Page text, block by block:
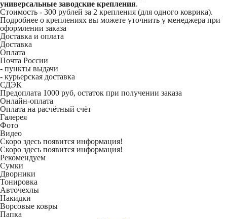
универсальные заводские крепления.
Стоимость - 300 рублей за 2 крепления (для одного коврика).
Подробнее о креплениях вы можете уточнить у менеджера при
оформлении заказа
Доставка и оплата
Доставка
Оплата
Почта России
- пункты выдачи
- курьерская доставка
СДЭК
Предоплата 1000 руб, остаток при получении заказа
Онлайн-оплата
Оплата на расчётный счёт
Галерея
Фото
Видео
Скоро здесь появится информация!
Скоро здесь появится информация!
Рекомендуем
Сумки
Дворники
Тонировка
Авточехлы
Накидки
Ворсовые ковры
Папка